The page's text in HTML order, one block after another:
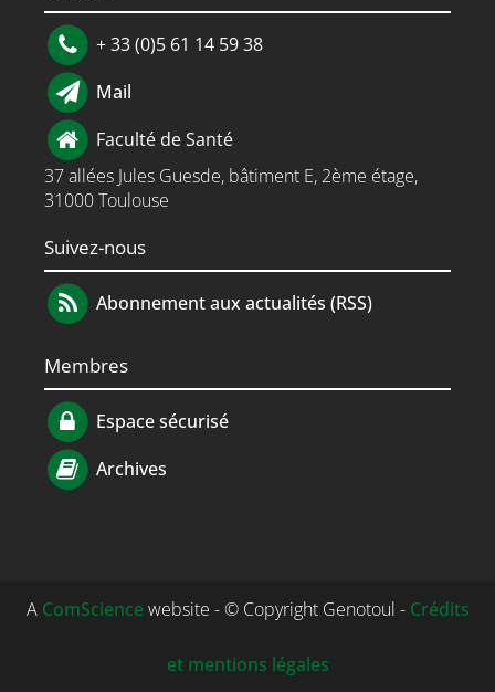
+ 33 (0)5 61 14 59 38
Mail
Faculté de Santé
37 allées Jules Guesde, bâtiment E, 2ème étage,
31000 Toulouse
Suivez-nous
Abonnement aux actualités (RSS)
Membres
Espace sécurisé
Archives
A ComSciencewebsite - © Copyright Genotoul - Crédits
et mentions légales